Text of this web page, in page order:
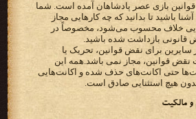
بازی عصر پادشاهان آمده است. شما
باشید تا بدانید که چه کارهایی مجاز
خلاف محسوب می‌شود، مخصوصاً در
قانونی بازداشت شده باشید.
سایرین برای نقض قوانین، تحریک یا
قوانین، مجاز نمی باشد.همه این
حتی اکانت‌های حذف شده و اکانت‌هایی
هیچ استثنایی صادق است.